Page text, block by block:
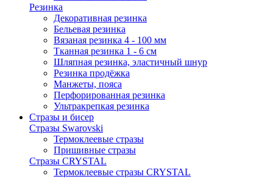
Резинка
Декоративная резинка
Бельевая резинка
Вязаная резинка 4 - 100 мм
Тканная резинка 1 - 6 см
Шляпная резинка, эластичный шнур
Резинка продёжка
Манжеты, пояса
Перфорированная резинка
Ультракрепкая резинка
Стразы и бисер
Стразы Swarovski
Термоклеевые стразы
Пришивные стразы
Стразы CRYSTAL
Термоклеевые стразы CRYSTAL